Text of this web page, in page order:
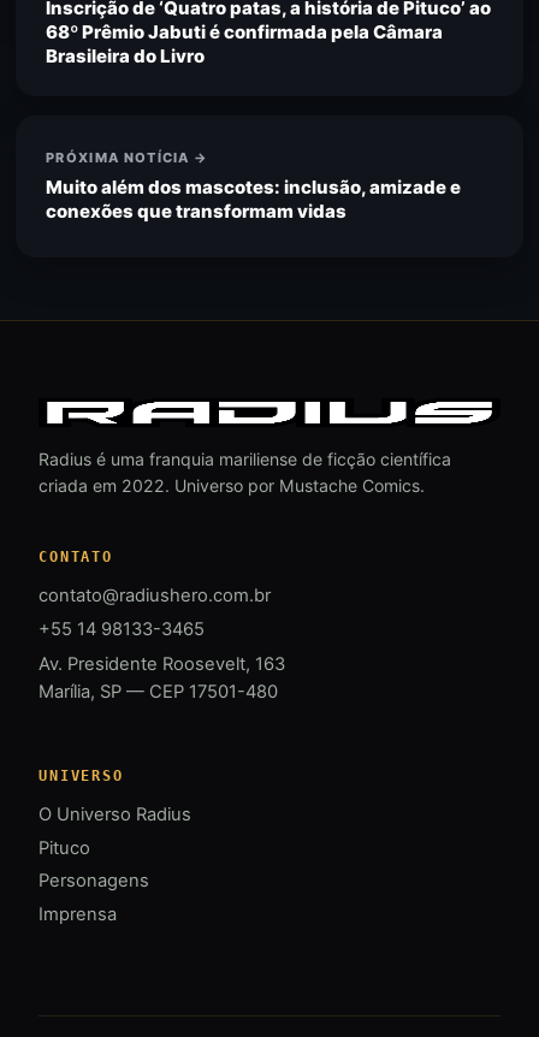
Inscrição de ‘Quatro patas, a história de Pituco’ ao
68º Prêmio Jabuti é confirmada pela Câmara
Brasileira do Livro
PRÓXIMA NOTÍCIA →
Muito além dos mascotes: inclusão, amizade e
conexões que transformam vidas
Radius é uma franquia mariliense de ficção científica
criada em 2022. Universo por Mustache Comics.
CONTATO
contato@radiushero.com.br
+55 14 98133-3465
Av. Presidente Roosevelt, 163
Marília, SP — CEP 17501-480
UNIVERSO
O Universo Radius
Pituco
Personagens
Imprensa